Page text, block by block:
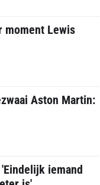
moment Lewis
Aston Martin:
iemand